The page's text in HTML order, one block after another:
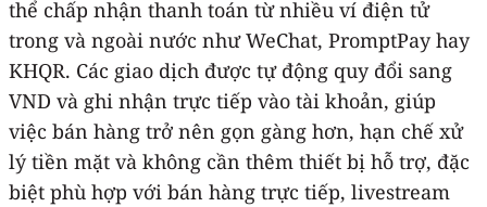
thể chấp nhận thanh toán từ nhiều ví điện tử
trong và ngoài nước như WeChat, PromptPay hay
KHQR. Các giao dịch được tự động quy đổi sang
VND và ghi nhận trực tiếp vào tài khoản, giúp
việc bán hàng trở nên gọn gàng hơn, hạn chế xử
lý tiền mặt và không cần thêm thiết bị hỗ trợ, đặc
biệt phù hợp với bán hàng trực tiếp, livestream